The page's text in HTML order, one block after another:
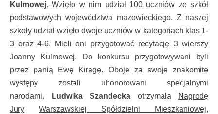
Kulmowej. Wzięło w nim udział 100 uczniów ze szkół
podstawowych województwa mazowieckiego. Z naszej
szkoły udział wzięło dwoje uczniów w kategoriach klas 1-
3 oraz 4-6. Mieli oni przygotować recytację 3 wierszy
Joanny Kulmowej. Do konkursu przygotowywani byli
przez panią Ewę Kiragę. Oboje za swoje znakomite
występy zostali uhonorowani specjalnymi
narodami.
Ludwika Szandecka otrzymała
Nagrodę
Jury
Warszawskiej Spółdzielni Mieszkaniowej,